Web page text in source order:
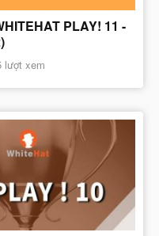
PLAY! 11 -
lượt xem